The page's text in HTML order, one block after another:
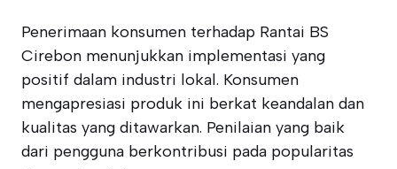
Penerimaan konsumen terhadap Rantai BS
Cirebon menunjukkan implementasi yang
positif dalam industri lokal. Konsumen
mengapresiasi produk ini berkat keandalan dan
kualitas yang ditawarkan. Penilaian yang baik
dari pengguna berkontribusi pada popularitas